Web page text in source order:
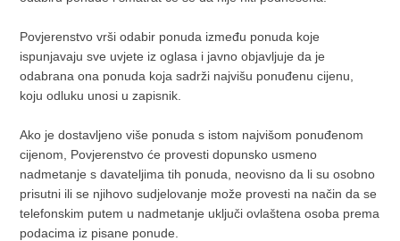
Povjerenstvo vrši odabir ponuda između ponuda koje
ispunjavaju sve uvjete iz oglasa i javno objavljuje da je
odabrana ona ponuda koja sadrži najvišu ponuđenu cijenu,
koju odluku unosi u zapisnik.
Ako je dostavljeno više ponuda s istom najvišom ponuđenom
cijenom, Povjerenstvo će provesti dopunsko usmeno
nadmetanje s davateljima tih ponuda, neovisno da li su osobno
prisutni ili se njihovo sudjelovanje može provesti na način da se
telefonskim putem u nadmetanje uključi ovlaštena osoba prema
podacima iz pisane ponude.